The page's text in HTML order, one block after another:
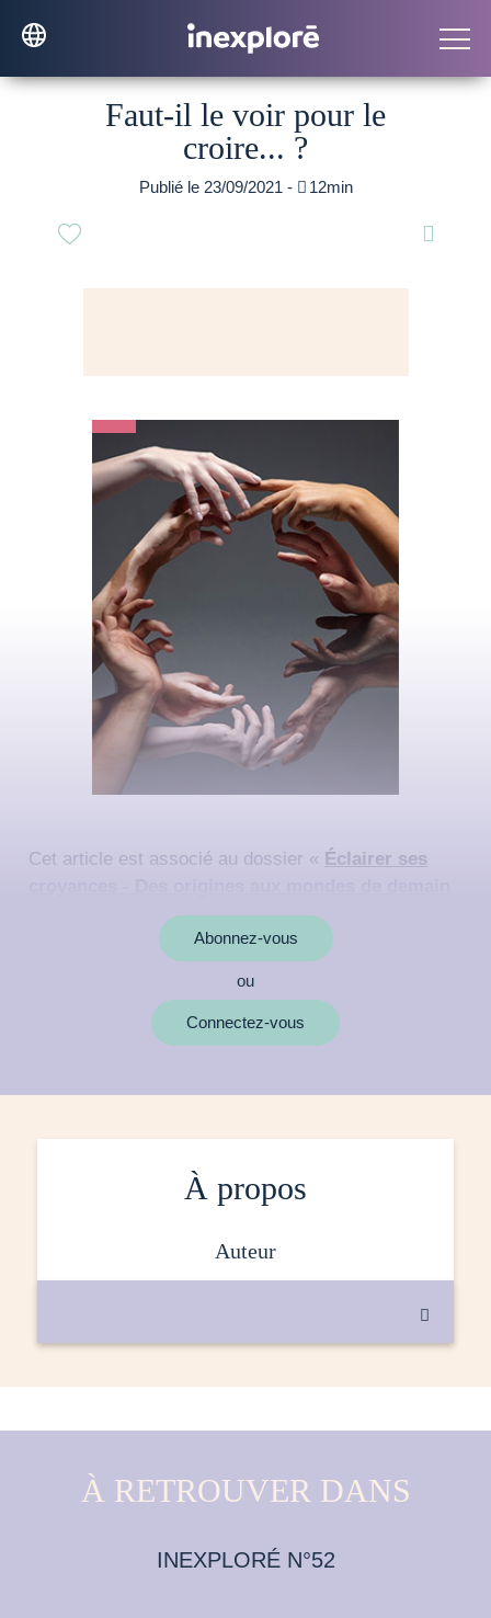
Faut-il le voir pour le
croire... ?
Publié le 23/09/2021 -  12min

Cet article est associé au dossier « Éclairer ses
Abonnez-vous
ou
Connectez-vous
À propos
auteur

À RETROUVER DANS
INEXPLORÉ N°52